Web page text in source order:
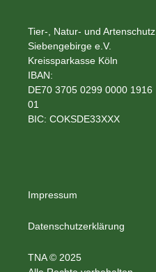
Tier-, Natur- und Artenschutz
Siebengebirge e.V.
Kreissparkasse Köln
IBAN:
DE70 3705 0299 0000 1916
01
BIC: COKSDE33XXX
Impressum
Datenschutzerklärung
TNA © 2025